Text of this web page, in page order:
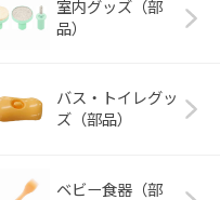
室内グッズ（部
品）
バス・トイレグッ
ズ（部品）
ベビー食器（部